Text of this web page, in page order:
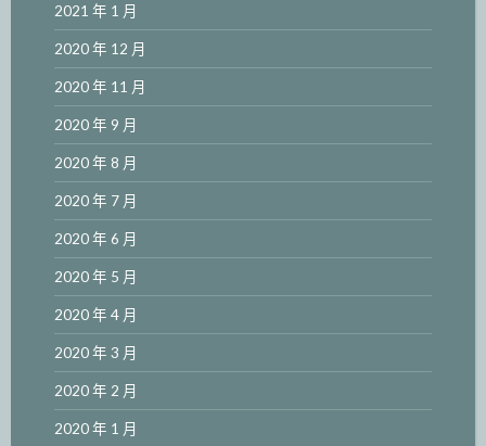
2021 年 1 月
2020 年 12 月
2020 年 11 月
2020 年 9 月
2020 年 8 月
2020 年 7 月
2020 年 6 月
2020 年 5 月
2020 年 4 月
2020 年 3 月
2020 年 2 月
2020 年 1 月